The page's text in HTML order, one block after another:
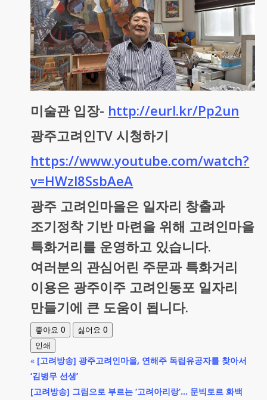
미술관 입장- http://eurl.kr/Pp2un
광주고려인TV 시청하기
https://www.youtube.com/watch?
v=HWzl8SsbAeA
광주 고려인마을은 일자리 창출과
조기정착 기반 마련을 위해 고려인마을
특화거리를 운영하고 있습니다.
여러분의 관심어린 주문과 특화거리
이용은 광주이주 고려인동포 일자리
만들기에 큰 도움이 됩니다.
좋아요0 싫어요0
인쇄
« [고려방송] 광주고려인마을, 연해주 독립유공자를 찾아서
‘김병무 선생’
[고려방송] 그림으로 부르는 ‘고려아리랑’… 문빅토르 화백